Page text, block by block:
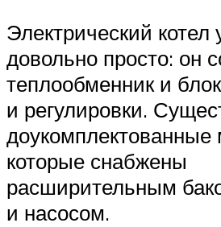
Электрический котел
довольно просто: он
теплообменник и
и регулировки.
доукомплектованные
которые снабжены
расширительным
и насосом.